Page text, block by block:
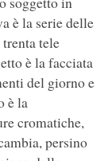
è la serie delle
tele
è la facciata
del giorno e
è la
cromatiche,
persino